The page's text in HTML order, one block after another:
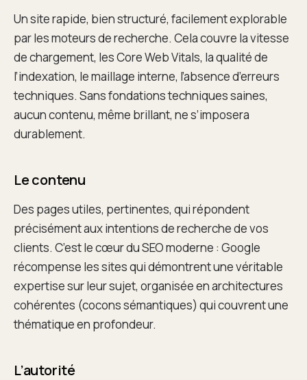
Un site rapide, bien structuré, facilement explorable
par les moteurs de recherche. Cela couvre la vitesse
de chargement, les Core Web Vitals, la qualité de
l’indexation, le maillage interne, l’absence d’erreurs
techniques. Sans fondations techniques saines,
aucun contenu, même brillant, ne s’imposera
durablement.
Le contenu
Des pages utiles, pertinentes, qui répondent
précisément aux intentions de recherche de vos
clients. C’est le cœur du SEO moderne : Google
récompense les sites qui démontrent une véritable
expertise sur leur sujet, organisée en architectures
cohérentes (cocons sémantiques) qui couvrent une
thématique en profondeur.
L’autorité